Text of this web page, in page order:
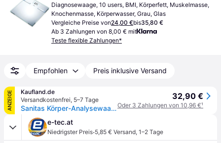
Diagnosewaage, 10 users, BMI, Körperfett, Muskelmasse,
Knochenmasse, Körperwasser, Grau, Glas
Vergleiche Preise von24,00 €bis35,80 €
Ab 3 Zahlungen von 8,00 € mit
Teste flexible Zahlungen*
Empfohlen Preis inklusive Versand
ANZEIGE
Kaufland.de
Versandkostenfrei, 5–7 Tage
Sanitas Körper-Analysewaage SBF 14 aus Glas, bis 180 kg, Farbe Silber
32,90 €
Oder 3 Zahlungen von 10,96 €¹
e-tec.at
Niedrigster Preis·5,85 € Versand, 1–2 Tage